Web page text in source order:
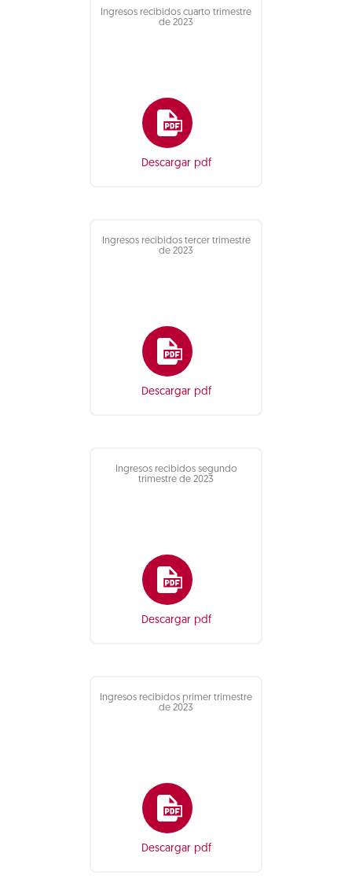
Ingresos recibidos cuarto trimestre
de 2023
Descargar pdf
Ingresos recibidos tercer trimestre
de 2023
Descargar pdf
Ingresos recibidos segundo
trimestre de 2023
Descargar pdf
Ingresos recibidos primer trimestre
de 2023
Descargar pdf